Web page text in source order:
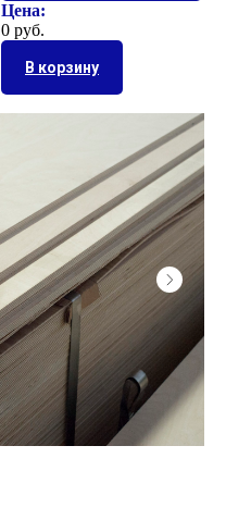
Цена:
0 руб.
В корзину